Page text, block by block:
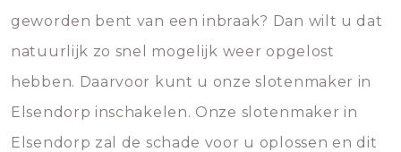
geworden bent van een inbraak? Dan wilt u dat
natuurlijk zo snel mogelijk weer opgelost
hebben. Daarvoor kunt u onze slotenmaker in
Elsendorp inschakelen. Onze slotenmaker in
Elsendorp zal de schade voor u oplossen en dit